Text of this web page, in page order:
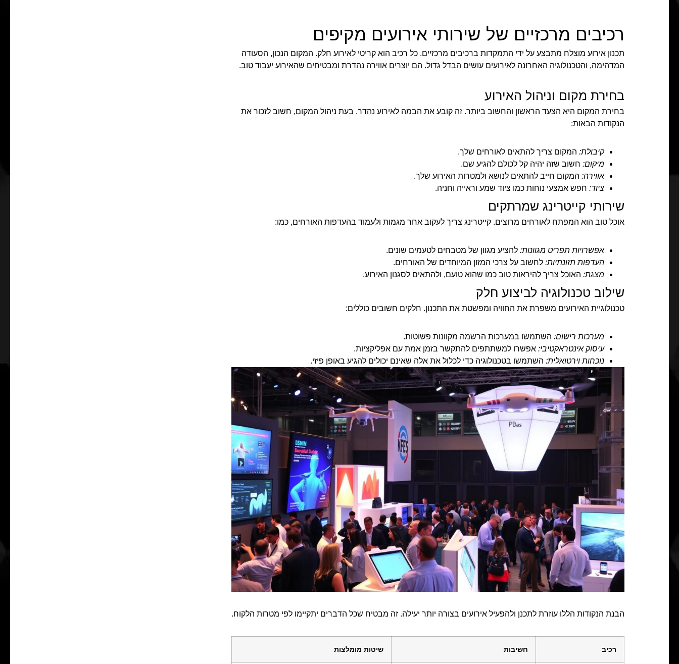
רכיבים מרכזיים של שירותי אירועים מקיפים
תכנון אירוע מוצלח מתבצע על ידי התמקדות ברכיבים מרכזיים. כל רכיב הוא קריטי לאירוע חלק. המקום הנכון, הסעודה
המדהימה, והטכנולוגיה האחרונה לאירועים עושים הבדל גדול. הם יוצרים אווירה נהדרת ומבטיחים שהאירוע יעבוד טוב.
בחירת מקום וניהול האירוע
בחירת המקום היא הצעד הראשון והחשוב ביותר. זה קובע את הבמה לאירוע נהדר. בעת ניהול המקום, חשוב לזכור את
הנקודות הבאות:
קיבולת: המקום צריך להתאים לאורחים שלך.
מיקום: חשוב שזה יהיה קל לכולם להגיע שם.
אווירה: המקום חייב להתאים לנושא ולמטרות האירוע שלך.
ציוד: חפש אמצעי נוחות כמו ציוד שמע וראייה וחניה.
שירותי קייטרינג שמרתקים
אוכל טוב הוא המפתח לאורחים מרוצים. קייטרינג צריך לעקוב אחר מגמות ולעמוד בהעדפות האורחים, כמו:
אפשרויות תפריט מגוונות: להציע מגוון של מטבחים לטעמים שונים.
העדפות תזונתיות: לחשוב על צרכי המזון המיוחדים של האורחים.
מצגת: האוכל צריך להיראות טוב כמו שהוא טועם, ולהתאים לסגנון האירוע.
שילוב טכנולוגיה לביצוע חלק
טכנולוגיית האירועים משפרת את החוויה ומפשטת את התכנון. חלקים חשובים כוללים:
מערכות רישום: השתמשו במערכות הרשמה מקוונות פשוטות.
עיסוק אינטראקטיבי: אפשרו למשתתפים להתקשר בזמן אמת עם אפליקציות.
נוכחות וירטואלית: השתמשו בטכנולוגיה כדי לכלול את אלה שאינם יכולים להגיע באופן פיזי.
הבנת הנקודות הללו עוזרת לתכנן ולהפעיל אירועים בצורה יותר יעילה. זה מבטיח שכל הדברים יתקיימו לפי מטרות הלקוח.
רכיב חשיבות שיטות מומלצות